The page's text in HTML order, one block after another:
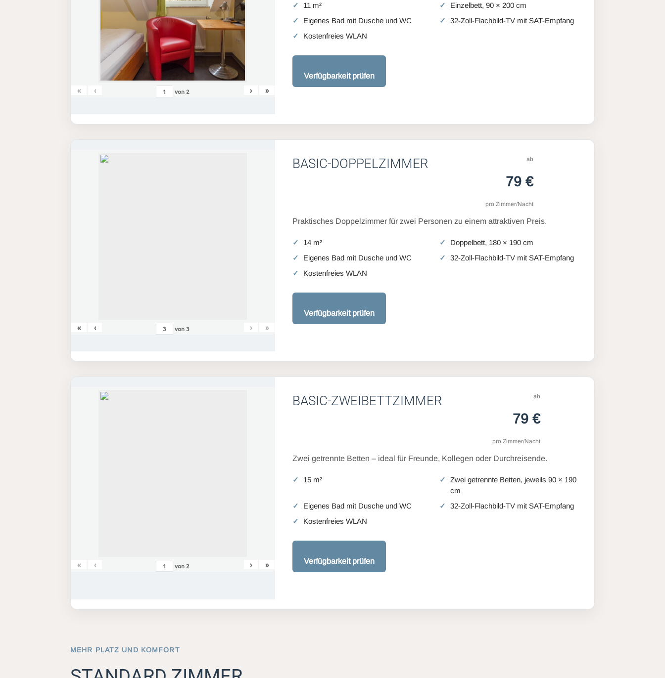
« ‹ von 2 › »
11 m²
Einzelbett, 90 × 200 cm
Eigenes Bad mit Dusche und WC
32-Zoll-Flachbild-TV mit SAT-Empfang
Kostenfreies WLAN
Verfügbarkeit prüfen
« ‹ von3 › »
BASIC-DOPPELZIMMER ab
79 €
pro Zimmer/Nacht
Praktisches Doppelzimmer für zwei Personen zu einem attraktiven Preis.
14 m²
Doppelbett, 180 × 190 cm
Eigenes Bad mit Dusche und WC
32-Zoll-Flachbild-TV mit SAT-Empfang
Kostenfreies WLAN
Verfügbarkeit prüfen
« ‹ von 2 › »
BASIC-ZWEIBETTZIMMER ab
79 €
pro Zimmer/Nacht
Zwei getrennte Betten – ideal für Freunde, Kollegen oder Durchreisende.
15 m²
Zwei getrennte Betten, jeweils 90 × 190
cm
Eigenes Bad mit Dusche und WC
32-Zoll-Flachbild-TV mit SAT-Empfang
Kostenfreies WLAN
Verfügbarkeit prüfen
MEHR PLATZ UND KOMFORT